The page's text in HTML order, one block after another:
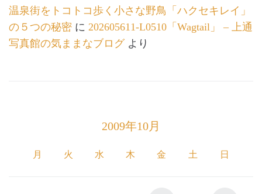
温泉街をトコトコ歩く小さな野鳥「ハクセキレイ」
の５つの秘密 に 202605611-L0510「Wagtail」 – 上通
写真館の気ままなブログより
2009年10月
月 火 水 木 金 土 日